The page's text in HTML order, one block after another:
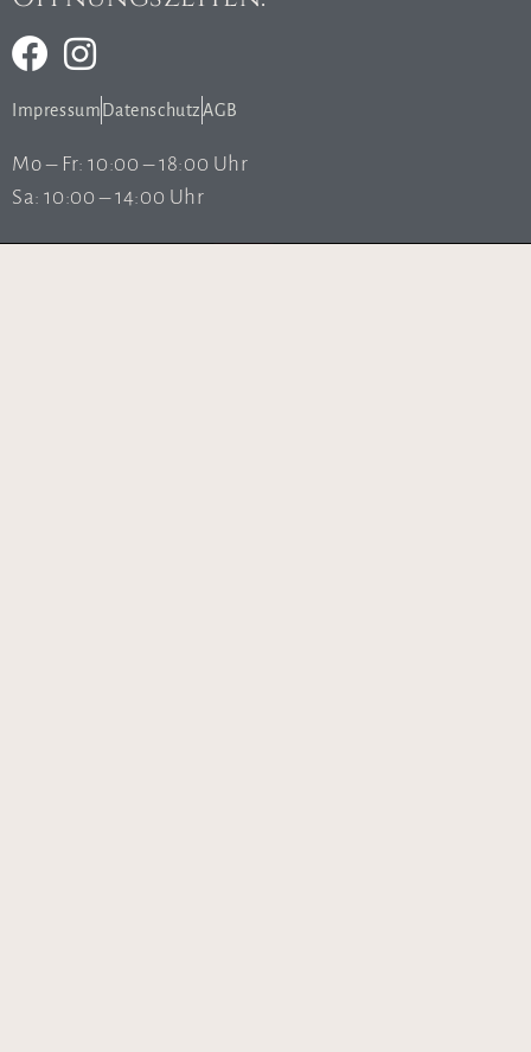
Impressum DatenschutzAGB
Mo – Fr: 10:00 – 18:00 Uhr
Sa: 10:00 – 14:00 Uhr